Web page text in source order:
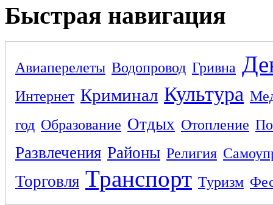
Быстрая навигация
Авиаперелеты Водопровод Гривна
Интернет Криминал Культура
год Образование Отдых Отопление
Развлечения Районы Религия
Торговля Транспорт Туризм